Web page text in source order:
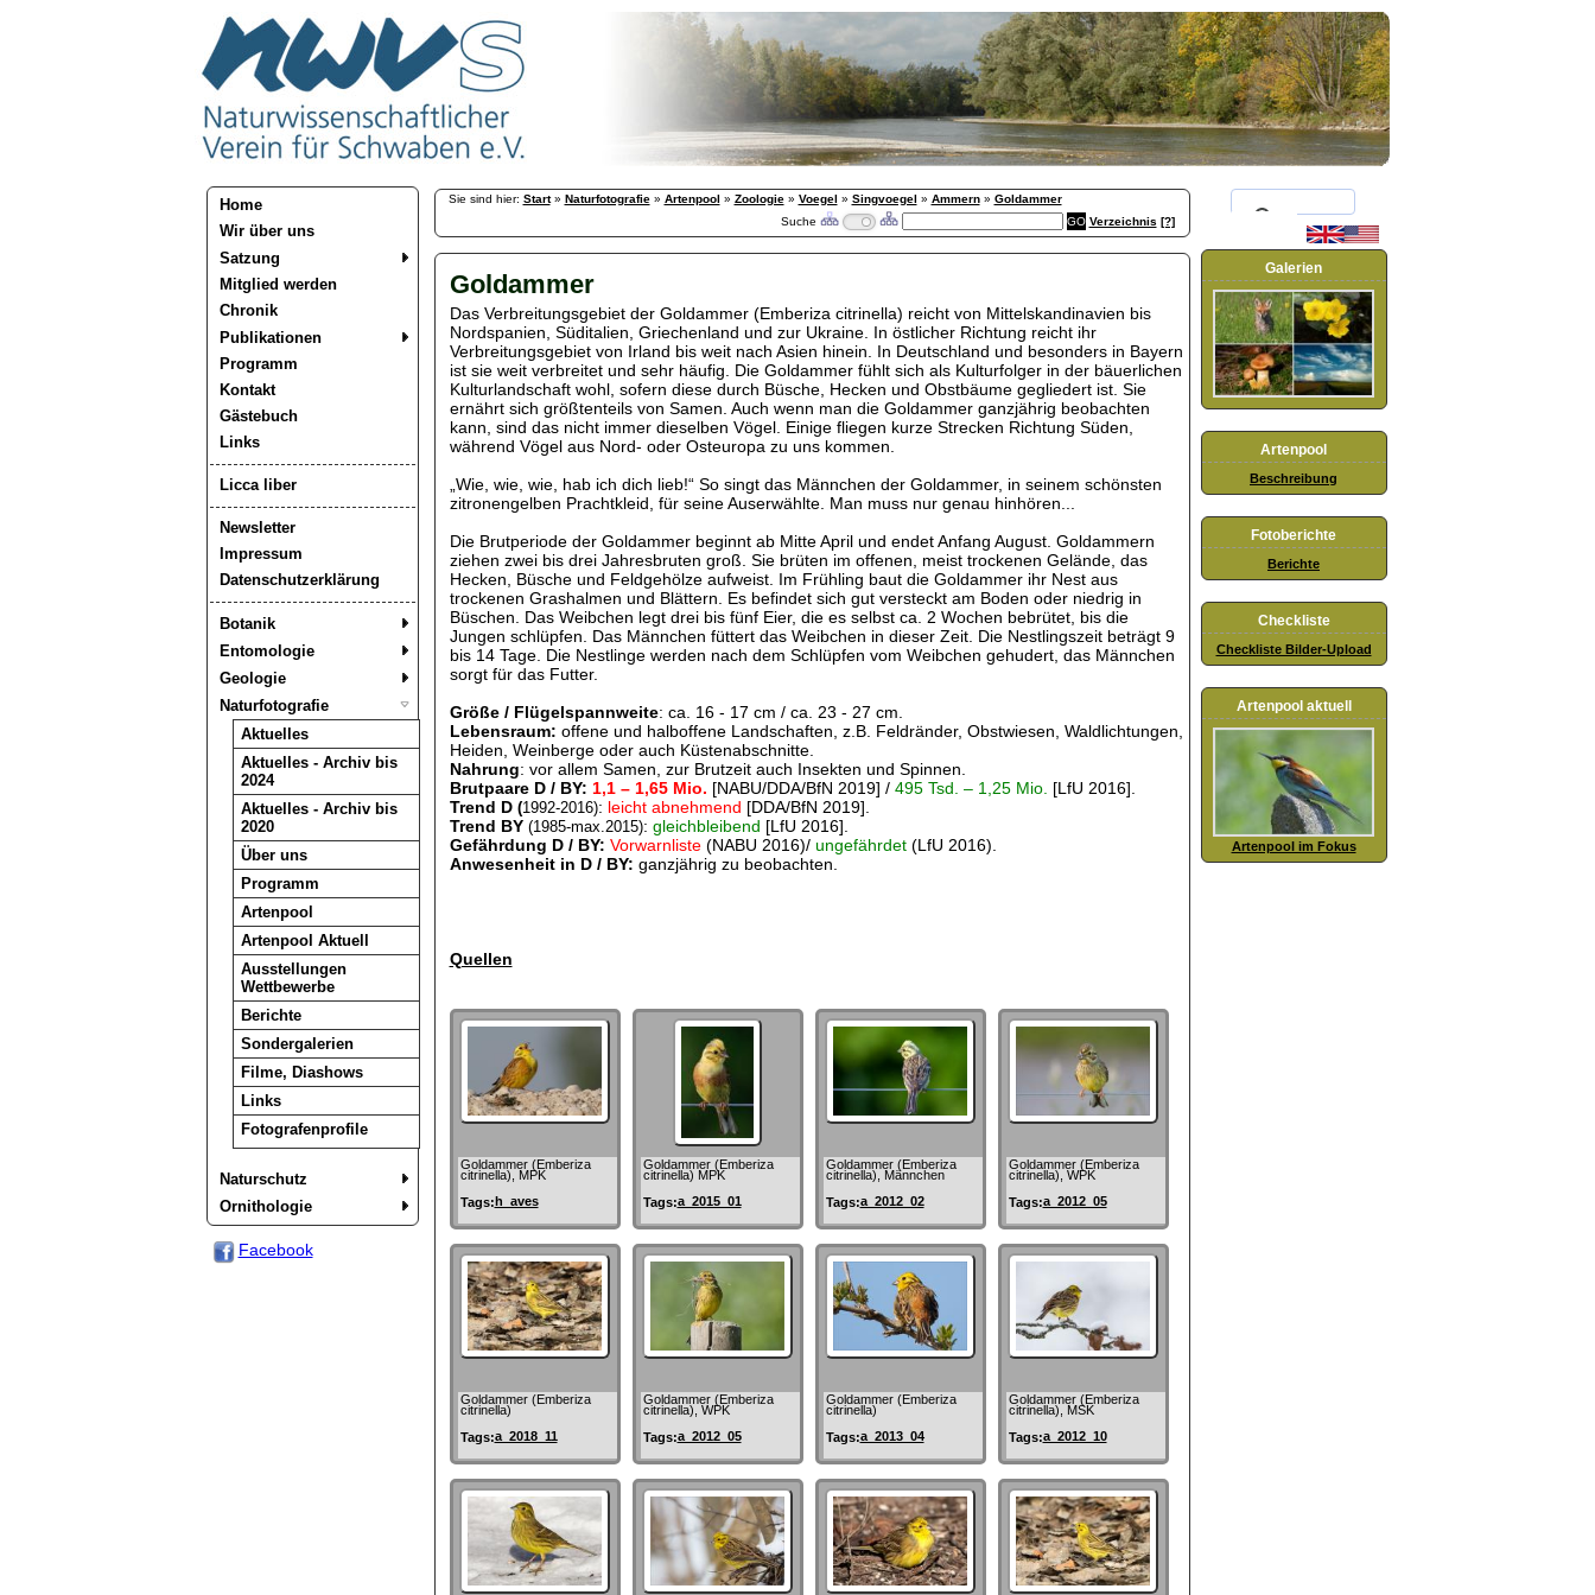
Home
Wir über uns
Satzung
Mitglied werden
Chronik
Publikationen
Programm
Kontakt
Gästebuch
Links
Licca liber
Newsletter
Impressum
Datenschutzerklärung
Botanik
Entomologie
Geologie
Naturfotografie
Aktuelles
Aktuelles - Archiv bis
2024
Aktuelles - Archiv bis
2020
Über uns
Programm
Artenpool
Artenpool Aktuell
Ausstellungen
Wettbewerbe
Berichte
Sondergalerien
Filme, Diashows
Links
Fotografenprofile
Naturschutz
Ornithologie
Facebook
Sie sind hier: Start» Naturfotografie» Artenpool » Zoologie» Voegel » Singvoegel » Ammern» Goldammer
Suche
Verzeichnis [?]
Goldammer
Das Verbreitungsgebiet der Goldammer (Emberiza citrinella) reicht von Mittelskandinavien bis
Nordspanien, Süditalien, Griechenland und zur Ukraine. In östlicher Richtung reicht ihr
Verbreitungsgebiet von Irland bis weit nach Asien hinein. In Deutschland und besonders in Bayern
ist sie weit verbreitet und sehr häufig. Die Goldammer fühlt sich als Kulturfolger in der bäuerlichen
Kulturlandschaft wohl, sofern diese durch Büsche, Hecken und Obstbäume gegliedert ist. Sie
ernährt sich größtenteils von Samen. Auch wenn man die Goldammer ganzjährig beobachten
kann, sind das nicht immer dieselben Vögel. Einige fliegen kurze Strecken Richtung Süden,
während Vögel aus Nord- oder Osteuropa zu uns kommen.
„Wie, wie, wie, hab ich dich lieb!“ So singt das Männchen der Goldammer, in seinem schönsten
zitronengelben Prachtkleid, für seine Auserwählte. Man muss nur genau hinhören...
Die Brutperiode der Goldammer beginnt ab Mitte April und endet Anfang August. Goldammern
ziehen zwei bis drei Jahresbruten groß. Sie brüten im offenen, meist trockenen Gelände, das
Hecken, Büsche und Feldgehölze aufweist. Im Frühling baut die Goldammer ihr Nest aus
trockenen Grashalmen und Blättern. Es befindet sich gut versteckt am Boden oder niedrig in
Büschen. Das Weibchen legt drei bis fünf Eier, die es selbst ca. 2 Wochen bebrütet, bis die
Jungen schlüpfen. Das Männchen füttert das Weibchen in dieser Zeit. Die Nestlingszeit beträgt 9
bis 14 Tage. Die Nestlinge werden nach dem Schlüpfen vom Weibchen gehudert, das Männchen
sorgt für das Futter.
Größe / Flügelspannweite: ca. 16 - 17 cm / ca. 23 - 27 cm.
Lebensraum: offene und halboffene Landschaften, z.B. Feldränder, Obstwiesen, Waldlichtungen,
Heiden, Weinberge oder auch Küstenabschnitte.
Nahrung: vor allem Samen, zur Brutzeit auch Insekten und Spinnen.
Brutpaare D / BY: 1,1 – 1,65 Mio. [NABU/DDA/BfN 2019] / 495 Tsd. – 1,25 Mio. [LfU 2016].
Trend D (1992-2016): leicht abnehmend [DDA/BfN 2019].
Trend BY (1985-max.2015): gleichbleibend [LfU 2016].
Gefährdung D / BY: Vorwarnliste (NABU 2016)/ ungefährdet (LfU 2016).
Anwesenheit in D / BY: ganzjährig zu beobachten.
Quellen
Goldammer (Emberiza
citrinella), MPK
Tags:h_aves
Goldammer (Emberiza
citrinella) MPK
Tags:a_2015_01
Goldammer (Emberiza
citrinella), Männchen
Tags:a_2012_02
Goldammer (Emberiza
citrinella), WPK
Tags:a_2012_05
Goldammer (Emberiza
citrinella)
Tags:a_2018_11
Goldammer (Emberiza
citrinella), WPK
Tags:a_2012_05
Goldammer (Emberiza
citrinella)
Tags:a_2013_04
Goldammer (Emberiza
citrinella), MSK
Tags:a_2012_10
Galerien
Artenpool
Beschreibung
Fotoberichte
Berichte
Checkliste
Checkliste Bilder-Upload
Artenpool aktuell
Artenpool im Fokus